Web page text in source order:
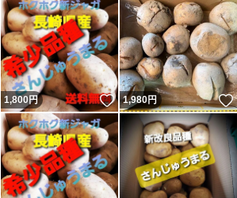
いね！
1,800 円 いいね！
1,980円